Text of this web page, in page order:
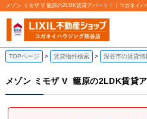
メゾン ミモザ V 籠原の2LDK賃貸アパート！｜コガネイ
TOPページ 賃貸物件検索 深谷市の賃貸情
メゾン ミモザ V 籠原の2LDK賃貸